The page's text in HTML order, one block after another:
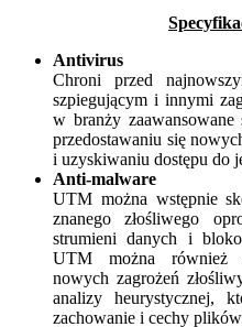
Antivirus
Chroni przed
szpiegującym i innymi
w branży
przedostawaniu się
i uzyskiwaniu dostępu do
Anti-malware
UTM można wstępnie
znanego złośliwego
strumieni danych i
UTM można również
nowych zagrożeń
analizy heurystycznej,
zachowanie i cechy